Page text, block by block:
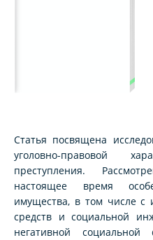
Статья посвящена
уголовно-правовой
преступления.
настоящее время
имущества, в том числе с
средств и социальной
негативной